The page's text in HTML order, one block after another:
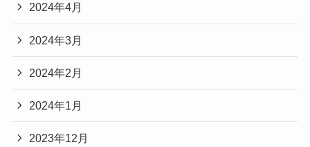
2024年4月
2024年3月
2024年2月
2024年1月
2023年12月